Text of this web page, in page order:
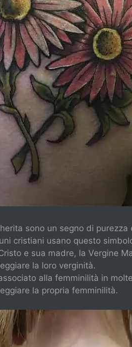
sono un segno di
cristiani usano questo
e sua madre, la Vergine
la loro verginità.
alla femminilità in
la propria femminilità.